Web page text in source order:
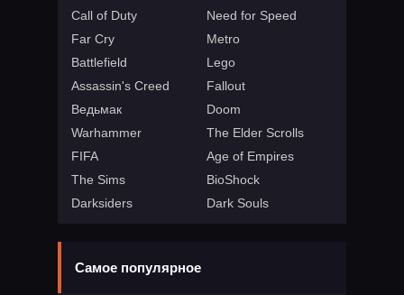
Call of Duty
Need for Speed
Far Cry
Metro
Battlefield
Lego
Assassin's Creed
Fallout
Ведьмак
Doom
Warhammer
The Elder Scrolls
FIFA
Age of Empires
The Sims
BioShock
Darksiders
Dark Souls
Самое популярное